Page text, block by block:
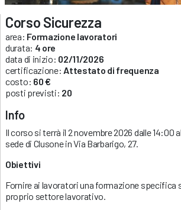
Corso Sicurezza
area: Formazione lavoratori
durata: 4 ore
data di inizio: 02/11/2026
certificazione: Attestato di frequenza
costo: 60 €
posti previsti: 20
Info
Il corso si terrà il 2 novembre 2026 dalle 14:00
sede di Clusone in Via Barbarigo, 27.
Obiettivi
Fornire ai lavoratori una formazione specifica
proprio settore lavorativo.